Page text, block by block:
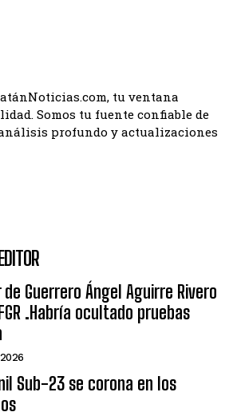
tu ventana
Somos tu fuente confiable de
profundo y actualizaciones
Guerrero Ángel Aguirre Rivero
.Habría ocultado pruebas
Sub-23 se corona en los